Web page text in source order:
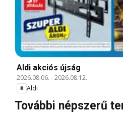
Aldi akciós újság
2026.08.06. -2026.08.12.
Aldi
További népszerű